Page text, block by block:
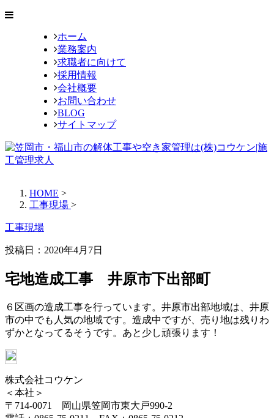
ホーム
業務案内
求職者に向けて
採用情報
会社概要
お問い合わせ
BLOG
サイトマップ
HOME >
工事現場 >
工事現場
投稿日： 2020年4月7日
宅地造成工事 井原市下出部町
６区画の造成工事を行っています。井原市出部地域は、井原
市の中でも人気の地域です。造成中ですが、売り地は残りわ
ずかとなってるそうです。あと少し頑張ります！
株式会社コウケン
＜本社＞
〒714-0071 岡山県笠岡市東大戸990-2